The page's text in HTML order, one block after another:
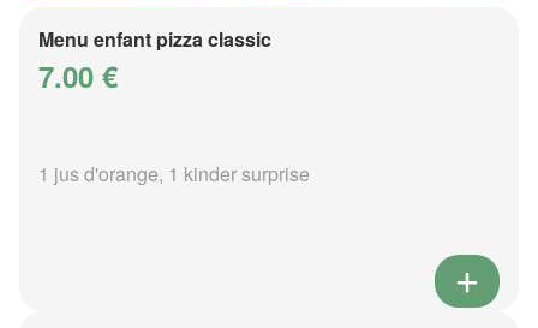
Menu enfant pizza classic
7.00 €
1 jus d'orange, 1 kinder surprise